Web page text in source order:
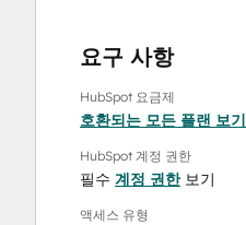
요구 사항
HubSpot 요금제
호환되는 모든 플랜 보기
HubSpot 계정 권한
필수 계정 권한보기
액세스 유형